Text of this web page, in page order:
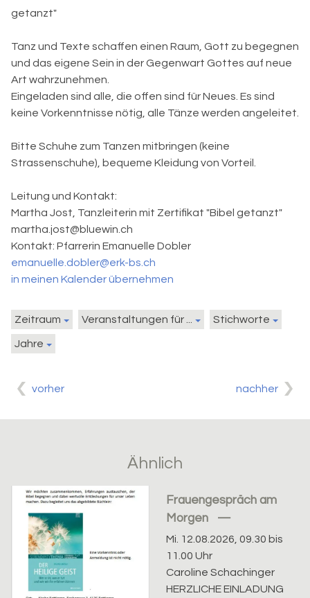
getanzt"
Tanz und Texte schaffen einen Raum, Gott zu begegnen
und das eigene Sein in der Gegenwart Gottes auf neue
Art wahrzunehmen.
Eingeladen sind alle, die offen sind für Neues. Es sind
keine Vorkenntnisse nötig, alle Tänze werden angeleitet.
Bitte Schuhe zum Tanzen mitbringen (keine
Strassenschuhe), bequeme Kleidung von Vorteil.
Leitung und Kontakt:
Martha Jost, Tanzleiterin mit Zertifikat "Bibel getanzt"
martha.jost@bluewin.ch
Kontakt: Pfarrerin Emanuelle Dobler
emanuelle.dobler@erk-bs.ch
in meinen Kalender übernehmen
Zeitraum Veranstaltungen für ... Stichworte
Jahre
vorher nachher
Ähnlich
Frauengespräch am
Morgen
Mi. 12.08.2026, 09.30 bis
11.00 Uhr
Caroline Schachinger
HERZLICHE EINLADUNG